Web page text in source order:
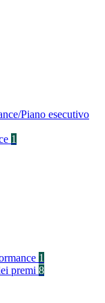
Piano esecutivo
1
1
premi 8